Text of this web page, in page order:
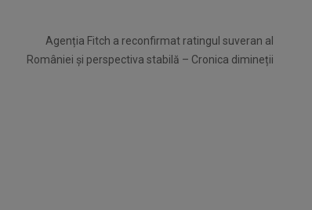
Agenția Fitch a reconfirmat ratingul suveran al
României și perspectiva stabilă – Cronica dimineții